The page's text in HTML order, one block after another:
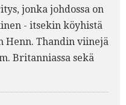
jonka johdossa on
- itsekin köyhistä
Henn. Thandin viinejä
Britanniassa sekä